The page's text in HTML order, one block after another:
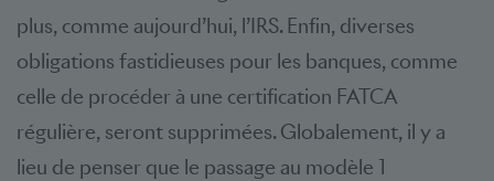
plus, comme aujourd’hui, l’IRS. Enfin, diverses
obligations fastidieuses pour les banques, comme
celle de procéder à une certification FATCA
régulière, seront supprimées. Globalement, il y a
lieu de penser que le passage au modèle 1